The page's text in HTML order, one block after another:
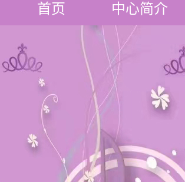
首页 中心简介